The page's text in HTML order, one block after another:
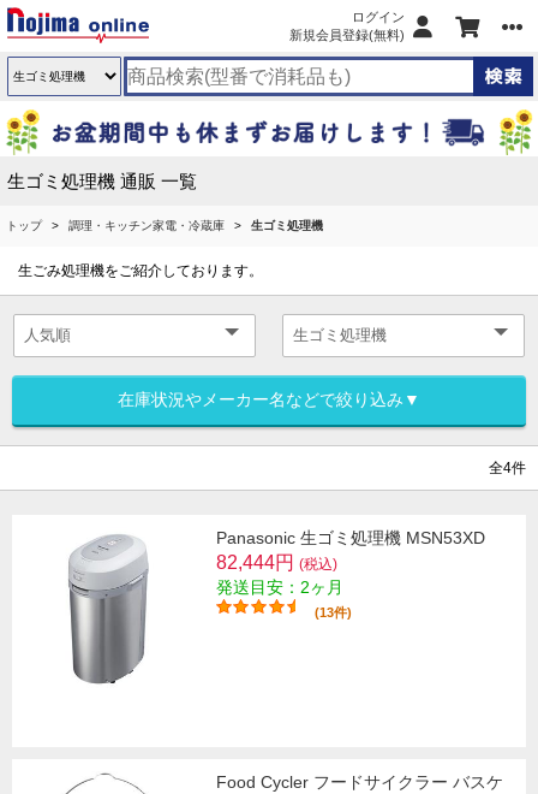
ログイン
新規会員登録(無料)
生ゴミ処理機 通販 一覧
トップ 調理・キッチン家電・冷蔵庫 生ゴミ処理機
生ごみ処理機をご紹介しております。
在庫状況やメーカー名などで絞り込み▼
全4件
Panasonic 生ゴミ処理機 MSN53XD
82,444円 (税込)
発送目安：2ヶ月
(13件)
Food Cycler フードサイクラー バスケ